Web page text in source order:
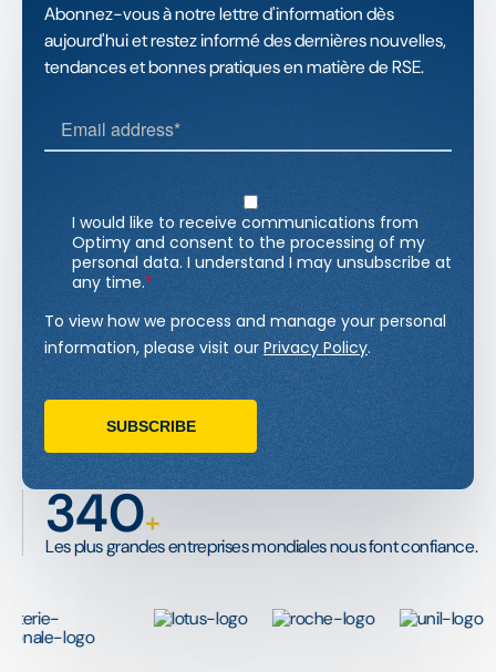
Abonnez-vous à notre lettre d'information dès
aujourd'hui et restez informé des dernières nouvelles,
tendances et bonnes pratiques en matière de RSE.
340+
Les plus grandes entreprises mondiales nous font confiance.